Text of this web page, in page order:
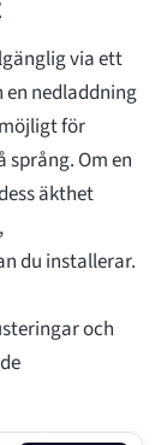
via ett
nedladdning
för
Om en
äkthet
du installerar.
och